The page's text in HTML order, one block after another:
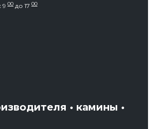
9 00 до 17 00
• камины •